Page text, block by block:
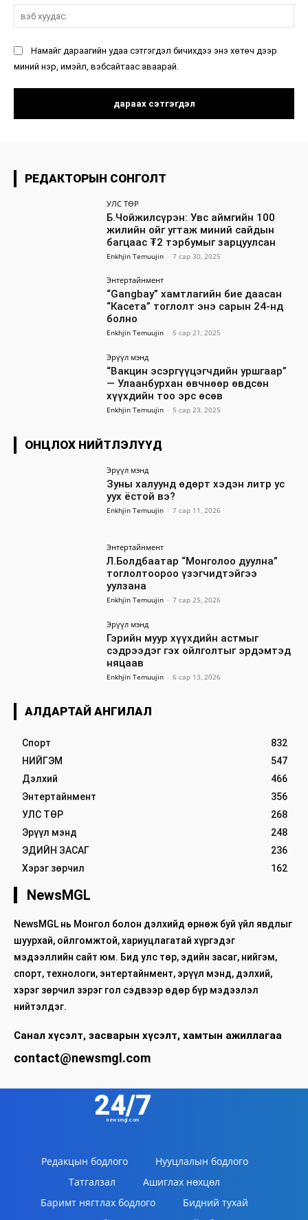
Намайг дараагийн удаа сэтгэгдэл бичихдээ энэ хөтөч дээр
миний нэр, имэйл, вэбсайтаас аваарай.
РЕДАКТОРЫН СОНГОЛТ
УЛС ТӨР
Б.Чойжилсүрэн: Увс аймгийн 100
жилийн ойг угтаж миний сайдын
багцаас ₮2 тэрбумыг зарцуулсан
Enkhjin Temuujin - 7 сар 30, 2025
Энтертайнмент
“Gangbay” хамтлагийн бие даасан
“Касета” тоглолт энэ сарын 24-нд
болно
Enkhjin Temuujin - 5 сар 21, 2025
Эрүүл мэнд
“Вакцин эсэргүүцэгчдийн уршгаар”
— Улаанбурхан өвчнөөр өвдсөн
хүүхдийн тоо эрс өсөв
Enkhjin Temuujin - 5 сар 23, 2025
ОНЦЛОХ НИЙТЛЭЛҮҮД
Эрүүл мэнд
Зуны халуунд өдөрт хэдэн литр ус
уух ёстой вэ?
Enkhjin Temuujin - 7 сар 11, 2026
Энтертайнмент
Л.Болдбаатар “Монголоо дуулна”
тоглолтоороо үзэгчидтэйгээ
уулзана
Enkhjin Temuujin - 7 сар 25, 2026
Эрүүл мэнд
Гэрийн муур хүүхдийн астмыг
сэдрээдэг гэх ойлголтыг эрдэмтэд
няцаав
Enkhjin Temuujin - 6 сар 13, 2026
АЛДАРТАЙ АНГИЛАЛ
Спорт
832
НИЙГЭМ
547
Дэлхий
466
Энтертайнмент
356
УЛС ТӨР
268
Эрүүл мэнд
248
ЭДИЙН ЗАСАГ
236
Хэрэг зөрчил
162
NewsMGL
NewsMGL нь Монгол болон дэлхийд өрнөж буй үйл явдлыг
шуурхай, ойлгомжтой, хариуцлагатай хүргэдэг
мэдээллийн сайт юм. Бид улс төр, эдийн засаг, нийгэм,
спорт, технологи, энтертайнмент, эрүүл мэнд, дэлхий,
хэрэг зөрчил зэрэг гол сэдвээр өдөр бүр мэдээлэл
нийтэлдэг.
Санал хүсэлт, засварын хүсэлт, хамтын ажиллагаа
contact@newsmgl.com
24/7
newsmgl.com
Редакцын бодлого
Нууцлалын бодлого
Татгалзал
Ашиглах нөхцөл
Баримт нягтлах бодлого
Бидний тухай